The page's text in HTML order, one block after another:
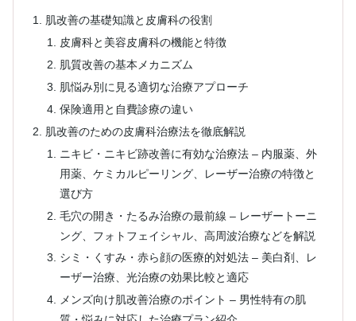
肌改善の基礎知識と皮膚科の役割
皮膚科と美容皮膚科の機能と特徴
肌質改善の基本メカニズム
肌悩み別に見る適切な治療アプローチ
保険適用と自費診療の違い
肌改善のための皮膚科治療法を徹底解説
ニキビ・ニキビ跡改善に有効な治療法 – 内服薬、外
用薬、ケミカルピーリング、レーザー治療の特徴と
選び方
毛穴の開き・たるみ治療の最前線 – レーザートーニ
ング、フォトフェイシャル、高周波治療などを解説
シミ・くすみ・赤ら顔の医療的対処法 – 美白剤、レ
ーザー治療、光治療の効果比較と適応
メンズ向け肌改善治療のポイント – 男性特有の肌